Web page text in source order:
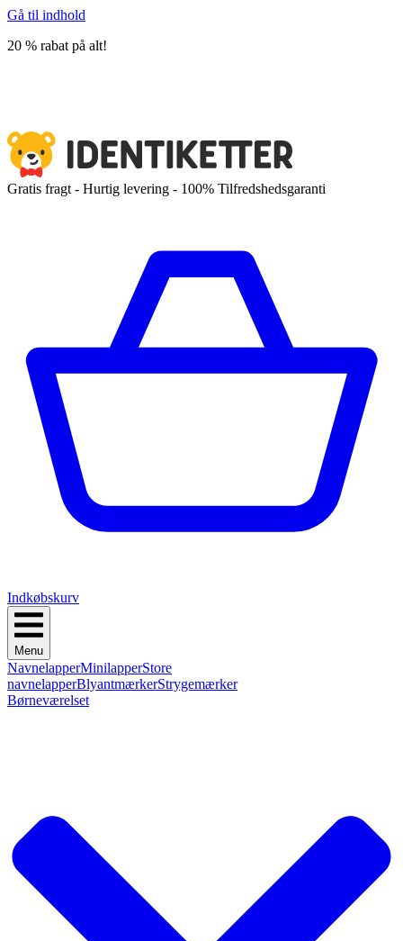
Gå til indhold
20 % rabat på alt!
Gratis fragt - Hurtig levering - 100% Tilfredshedsgaranti
Indkøbskurv
Menu
NavnelapperMinilapperStore
navnelapperBlyantmærkerStrygemærker
Børneværelset